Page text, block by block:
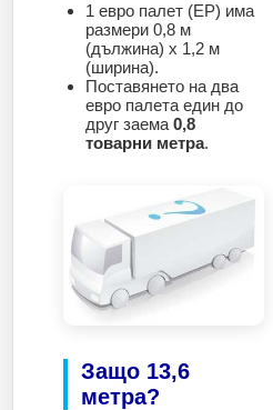
1 евро палет (EP) има
размери 0,8 м
(дължина) x 1,2 м
(ширина).
Поставянето на два
евро палета един до
друг заема0,8
товарни метра.
Защо 13,6
метра?